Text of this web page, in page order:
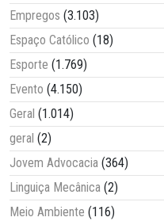
Empregos (3.103)
Espaço Católico (18)
Esporte (1.769)
Evento (4.150)
Geral (1.014)
geral (2)
Jovem Advocacia (364)
Linguiça Mecânica (2)
Meio Ambiente (116)